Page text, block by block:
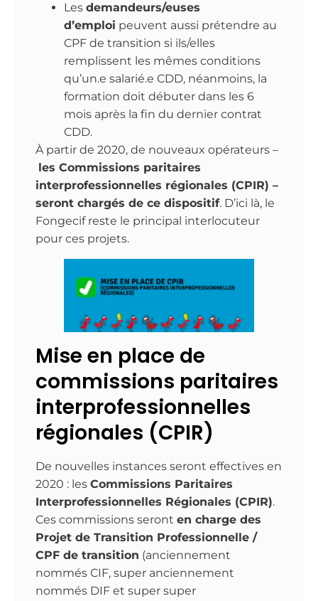
​Les demandeurs/euses
d’emploi peuvent aussi prétendre au
CPF de transition si ils/elles
remplissent les mêmes conditions
qu’un.e salarié.e CDD, néanmoins, la
formation doit débuter dans les 6
mois après la fin du dernier contrat
CDD.
À partir de 2020, de nouveaux opérateurs –
les Commissions paritaires
interprofessionnelles régionales (CPIR) –
seront chargés de ce dispositif. D’ici là, le
Fongecif reste le principal interlocuteur
pour ces projets.
Mise en place de
commissions paritaires
interprofessionnelles
régionales (CPIR)
De nouvelles instances seront effectives en
2020 : les Commissions Paritaires
Interprofessionnelles Régionales (CPIR).
Ces commissions seront en charge des
Projet de Transition Professionnelle /
CPF de transition (anciennement
nommés CIF, super anciennement
nommés DIF et super super